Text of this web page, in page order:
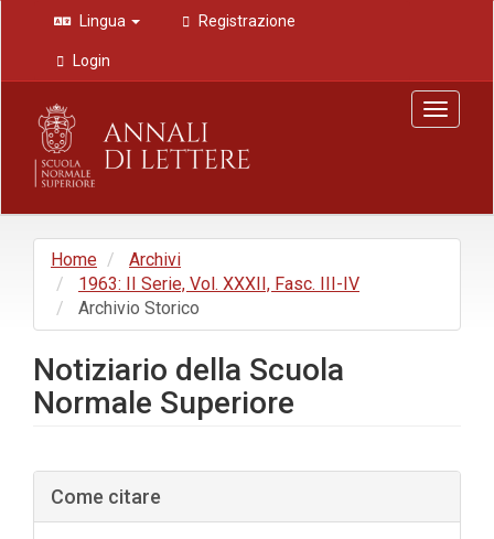
Navigazione
principale
Contenuto
principale
Barra
laterale
Lingua Registrazione
Login
Toggle
Home
Archivi
1963: II Serie, Vol. XXXII, Fasc. III-IV
Archivio Storico
Notiziario della Scuola
Normale Superiore
Barra
laterale
Come citare